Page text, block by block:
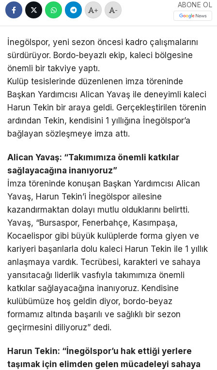
+ -
ABONE OL
İnegölspor, yeni sezon öncesi kadro çalışmalarını
sürdürüyor. Bordo-beyazlı ekip, kaleci bölgesine
önemli bir takviye yaptı.
Kulüp tesislerinde düzenlenen imza töreninde
Başkan Yardımcısı Alican Yavaş ile deneyimli kaleci
Harun Tekin bir araya geldi. Gerçekleştirilen törenin
ardından Tekin, kendisini 1 yıllığına İnegölspor’a
bağlayan sözleşmeye imza attı.
Alican Yavaş: “Takımımıza önemli katkılar
sağlayacağına inanıyoruz”
İmza töreninde konuşan Başkan Yardımcısı Alican
Yavaş, Harun Tekin’i İnegölspor ailesine
kazandırmaktan dolayı mutlu olduklarını belirtti.
Yavaş, “Bursaspor, Fenerbahçe, Kasımpaşa,
Kocaelispor gibi büyük kulüplerde forma giyen ve
kariyeri başarılarla dolu kaleci Harun Tekin ile 1 yıllık
anlaşmaya vardık. Tecrübesi, karakteri ve sahaya
yansıtacağı liderlik vasfıyla takımımıza önemli
katkılar sağlayacağına inanıyoruz. Kendisine
kulübümüze hoş geldin diyor, bordo-beyaz
formamız altında başarılı ve sağlıklı bir sezon
geçirmesini diliyoruz” dedi.
Harun Tekin: “İnegölspor’u hak ettiği yerlere
taşımak için elimden gelen mücadeleyi sahaya